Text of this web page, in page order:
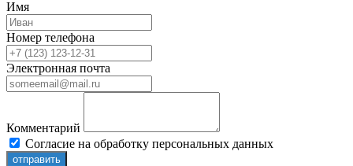
Имя
Номер телефона
Электронная почта
Комментарий
Согласие на обработку персональных данных
отправить